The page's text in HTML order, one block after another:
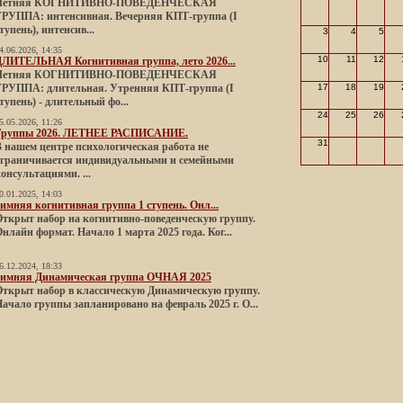
КОГНИТИВНО-ПОВЕДЕНЧЕСКАЯ
интенсивная. Вечерняя КПТ-группа (I
интенсив...
14:35
Когнитивная группа, лето 2026...
КОГНИТИВНО-ПОВЕДЕНЧЕСКАЯ
длительная. Утренняя КПТ-группа (I
- длительный фо...
11:26
2026. ЛЕТНЕЕ РАСПИСАНИЕ.
нашем центре психологическая работа не
индивидуальными и семейными
...
14:03
когнитивная группа 1 ступень. Онл...
набор на когнитивно-поведенческую группу.
формат. Начало 1 марта 2025 года. Ког...
18:33
Динамическая группа ОЧНАЯ 2025
набор в классическую Динамическую группу.
группы запланировано на февраль 2025 г. О...
3 4 5
10 11 12
17 18 19
24 25 26
31